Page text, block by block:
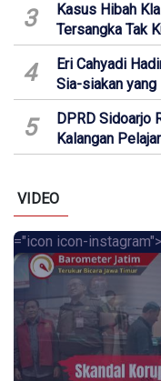
3
Kasus Hibah
Tersangka Tak
4
Eri Cahyadi
Sia-siakan
5
DPRD Sidoarjo
Kalangan
VIDEO
="icon icon-instagram">